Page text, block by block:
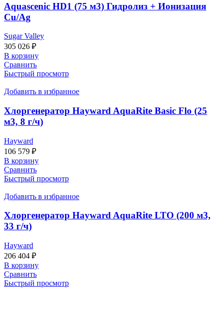
Aquascenic HD1 (75 м3) Гидролиз + Ионизация
Cu/Ag
Sugar Valley
305 026 ₽
В корзину
Сравнить
Быстрый просмотр
Добавить в избранное
Хлоргенератор Hayward AquaRite Basic Flo (25
м3, 8 г/ч)
Hayward
106 579 ₽
В корзину
Сравнить
Быстрый просмотр
Добавить в избранное
Хлоргенератор Hayward AquaRite LTO (200 м3,
33 г/ч)
Hayward
206 404 ₽
В корзину
Сравнить
Быстрый просмотр